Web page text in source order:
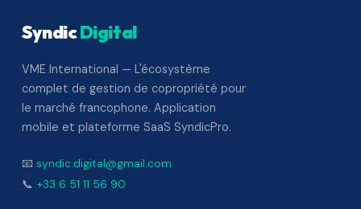
SyndicDigital
VME International — L'écosystème
complet de gestion de copropriété pour
le marché francophone. Application
mobile et plateforme SaaS SyndicPro.
📧 syndic.digital@gmail.com
📞 +33 6 51 11 56 90